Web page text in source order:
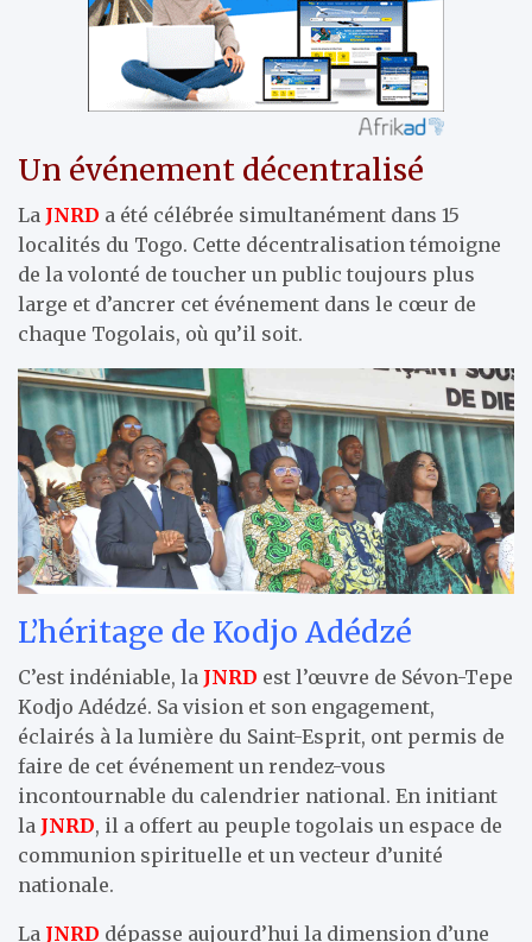
Un événement décentralisé
La JNRD a été célébrée simultanément dans 15
localités du Togo. Cette décentralisation témoigne
de la volonté de toucher un public toujours plus
large et d’ancrer cet événement dans le cœur de
chaque Togolais, où qu’il soit.
L’héritage de Kodjo Adédzé
C’est indéniable, la JNRD est l’œuvre de Sévon-Tepe
Kodjo Adédzé. Sa vision et son engagement,
éclairés à la lumière du Saint-Esprit, ont permis de
faire de cet événement un rendez-vous
incontournable du calendrier national. En initiant
la JNRD, il a offert au peuple togolais un espace de
communion spirituelle et un vecteur d’unité
nationale.
La JNRD dépasse aujourd’hui la dimension d’une